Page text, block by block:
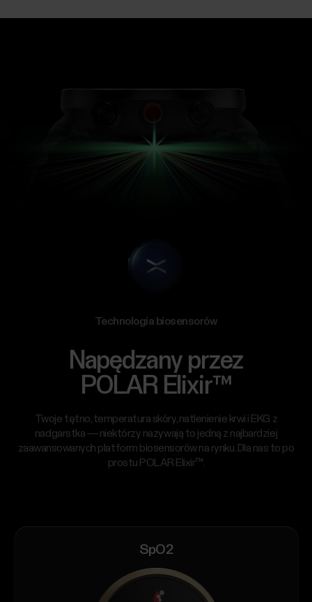
Technologia biosensorów
Napędzany przez
POLAR Elixir™
Twoje tętno, temperatura skóry, natlenienie krwi i EKG z
nadgarstka — niektórzy nazywają to jedną z najbardziej
zaawansowanych platform biosensorów na rynku. Dla nas to po
prostu POLAR Elixir™.
SpO2